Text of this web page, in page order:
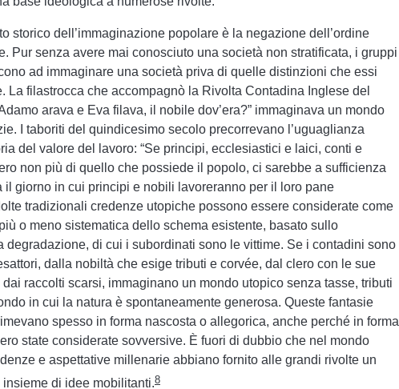
storico dell’immaginazione popolare è la negazione dell’ordine
Pur senza avere mai conosciuto una società non stratificata, i gruppi
ad immaginare una società priva di quelle distinzioni che essi
La filastrocca che accompagnò la Rivolta Contadina Inglese del
arava e Eva filava, il nobile dov’era?” immaginava un mondo
I taboriti del quindicesimo secolo precorrevano l’uguaglianza
del valore del lavoro: “Se principi, ecclesiastici e laici, conti e
non più di quello che possiede il popolo, ci sarebbe a sufficienza
il giorno in cui principi e nobili lavoreranno per il loro pane
tradizionali credenze utopiche possono essere considerate come
o meno sistematica dello schema esistente, basato sullo
degradazione, di cui i subordinati sono le vittime. Se i contadini sono
dalla nobiltà che esige tributi e corvée, dal clero con le sue
raccolti scarsi, immaginano un mondo utopico senza tasse, tributi
in cui la natura è spontaneamente generosa. Queste fantasie
spesso in forma nascosta o allegorica, anche perché in forma
state considerate sovversive. È fuori di dubbio che nel mondo
e aspettative millenarie abbiano fornito alle grandi rivolte un
di idee mobilitanti.8